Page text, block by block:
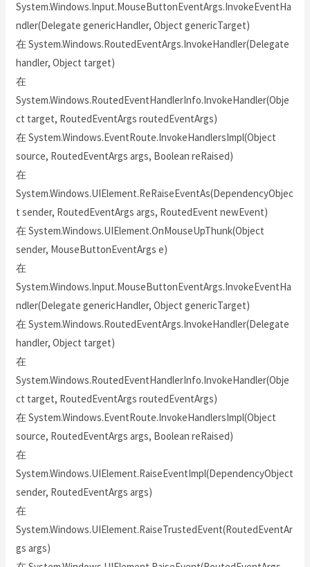
System.Windows.Input.MouseButtonEventArgs.InvokeEventHa
ndler(Delegate genericHandler, Object genericTarget)
在 System.Windows.RoutedEventArgs.InvokeHandler(Delegate
handler, Object target)
在
System.Windows.RoutedEventHandlerInfo.InvokeHandler(Obje
ct target, RoutedEventArgs routedEventArgs)
在 System.Windows.EventRoute.InvokeHandlersImpl(Object
source, RoutedEventArgs args, Boolean reRaised)
在
System.Windows.UIElement.ReRaiseEventAs(DependencyObjec
t sender, RoutedEventArgs args, RoutedEvent newEvent)
在 System.Windows.UIElement.OnMouseUpThunk(Object
sender, MouseButtonEventArgs e)
在
System.Windows.Input.MouseButtonEventArgs.InvokeEventHa
ndler(Delegate genericHandler, Object genericTarget)
在 System.Windows.RoutedEventArgs.InvokeHandler(Delegate
handler, Object target)
在
System.Windows.RoutedEventHandlerInfo.InvokeHandler(Obje
ct target, RoutedEventArgs routedEventArgs)
在 System.Windows.EventRoute.InvokeHandlersImpl(Object
source, RoutedEventArgs args, Boolean reRaised)
在
System.Windows.UIElement.RaiseEventImpl(DependencyObject
sender, RoutedEventArgs args)
在
System.Windows.UIElement.RaiseTrustedEvent(RoutedEventAr
gs args)